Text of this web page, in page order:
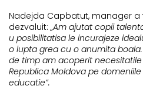
Nadejda Capbatut, manager a
dezvaluit: „Am ajutat copii
u posibilitatisa le incurajeze
o lupta grea cu o anumita
de timp am acoperit
Republica Moldova pe
educatie”.